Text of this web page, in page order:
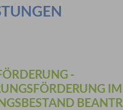
-
IM